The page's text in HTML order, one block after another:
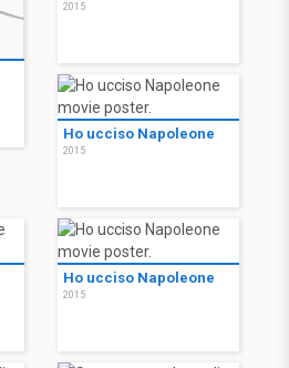
2015
Ho ucciso Napoleone
2015
Ho ucciso Napoleone
2015